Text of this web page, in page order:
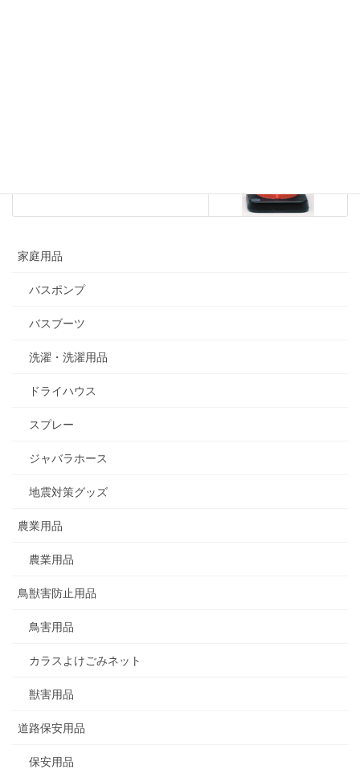
家庭用品
バスポンプ
バスブーツ
洗濯・洗濯用品
ドライハウス
スプレー
ジャバラホース
地震対策グッズ
農業用品
農業用品
鳥獣害防止用品
鳥害用品
カラスよけごみネット
獣害用品
道路保安用品
保安用品